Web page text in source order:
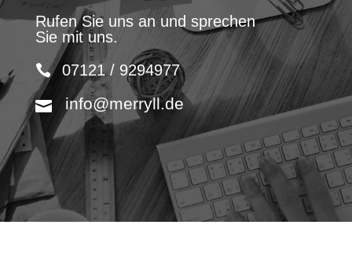
Rufen Sie uns an und sprechen
Sie mit uns.
07121 / 9294977
info@merryll.de